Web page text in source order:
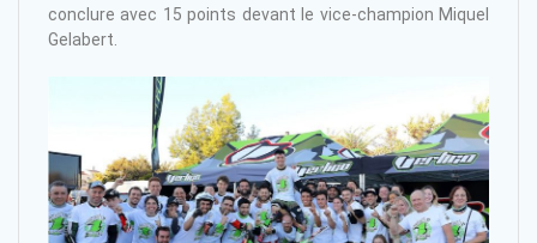
conclure avec 15 points devant le vice-champion Miquel
Gelabert.